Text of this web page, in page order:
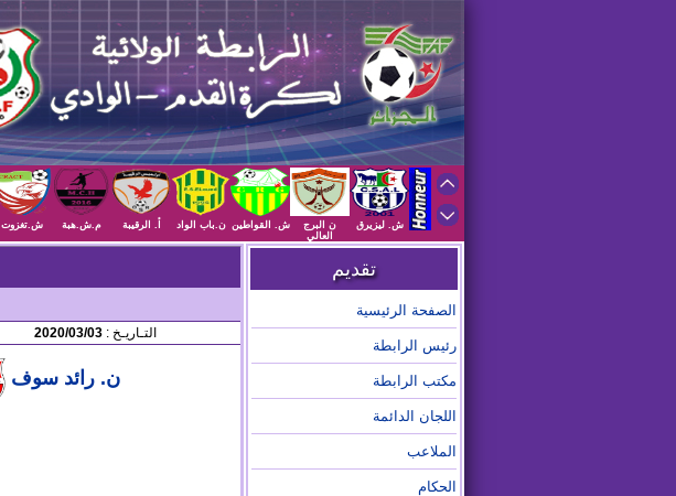
ش. ليزيرق
ن البرج
العالي
ش. القواطين ن.باب الواد أ. الرقيبة م.ش.هبة ش.تغزوت
تقديم
الصفحة الرئيسية
رئيس الرابطة
مكتب الرابطة
اللجان الدائمة
الملاعب
الحكام
التـاريـخ : 2020/03/03
ن. رائد سوف